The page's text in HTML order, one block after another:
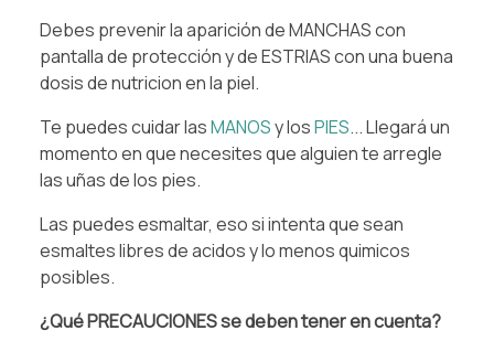
Debes prevenir la aparición de MANCHAS con
pantalla de protección y de ESTRIAS con una buena
dosis de nutricion en la piel.
Te puedes cuidar lasMANOSy losPIES... Llegará un
momento en que necesites que alguien te arregle
las uñas de los pies.
Las puedes esmaltar, eso si intenta que sean
esmaltes libres de acidos y lo menos quimicos
posibles.
¿Qué PRECAUCIONES se deben tener en cuenta?